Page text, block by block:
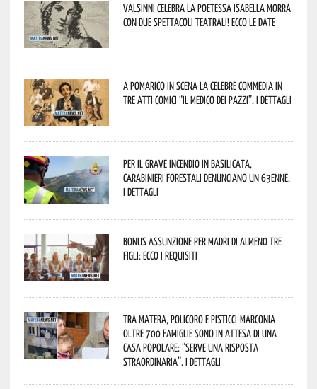
Valsinni celebra la poetessa Isabella Morra
con due spettacoli teatrali! Ecco le date
A Pomarico in scena la celebre commedia in
tre atti comici “Il medico dei pazzi”. I dettagli
Per il grave incendio in Basilicata,
Carabinieri forestali denunciano un 63enne.
I dettagli
Bonus assunzione per madri di almeno tre
figli: ecco i requisiti
Tra Matera, Policoro e Pisticci-Marconia
oltre 700 famiglie sono in attesa di una
casa popolare: “serve una risposta
straordinaria”. I dettagli